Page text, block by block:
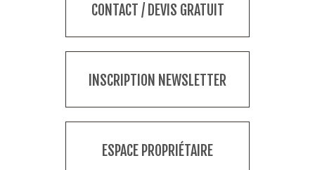
CONTACT / DEVIS GRATUIT
INSCRIPTION NEWSLETTER
ESPACE PROPRIÉTAIRE